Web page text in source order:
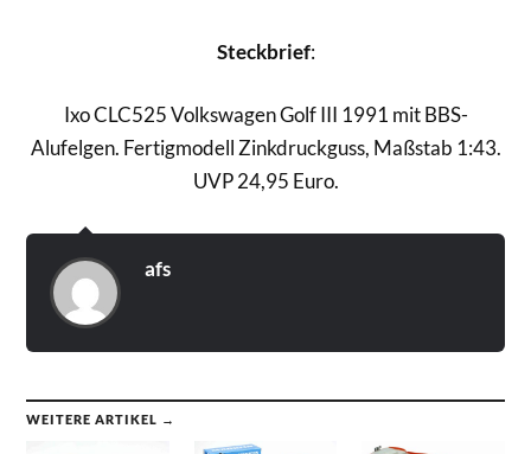
Steckbrief:
Ixo CLC525 Volkswagen Golf III 1991 mit BBS-
Alufelgen. Fertigmodell Zinkdruckguss, Maßstab 1:43.
UVP 24,95 Euro.
afs
WEITERE ARTIKEL →